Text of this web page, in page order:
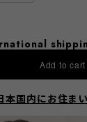
Add to cart
本国内にお住ま